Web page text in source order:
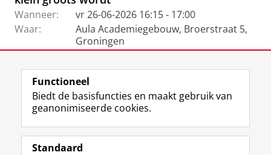
Wanneer:
vr 26-06-2026 16:15 - 17:00
Waar:
Aula Academiegebouw, Broerstraat 5,
Groningen
View this page in:English
Volg de RUG
F
a
L
i
R
S
I
n
Y
o
Functioneel
Biedt de basisfuncties en maakt gebruik van
geanonimiseerde cookies.
Standaard